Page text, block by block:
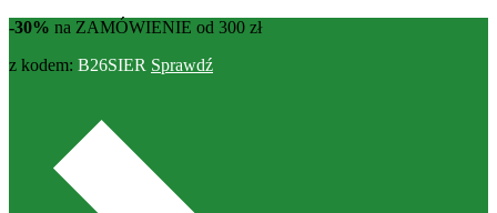
-30% na ZAMÓWIENIE od 300 zł
z kodem: B26SIER Sprawdź